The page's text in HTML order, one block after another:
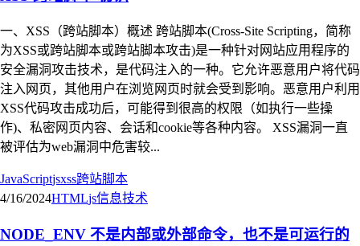
一、XSS（跨站脚本）概述 跨站脚本(Cross-Site Scripting，简称
为XSS或跨站脚本或跨站脚本攻击)是一种针对网站应用程序的
安全漏洞攻击技术，是代码注入的一种。它允许恶意用户将代码
注入网页，其他用户在浏览网页时就会受到影响。恶意用户利用
XSS代码攻击成功后，可能得到很高的权限（如执行一些操
作)、私密网页内容、会话和cookie等各种内容。 XSS漏洞一直
被评估为web漏洞中危害较...
JavaScriptjsxss跨站脚本
4/16/2024HTMLjs信息技术
NODE_ENV 不是内部或外部命令，也不是可运行的